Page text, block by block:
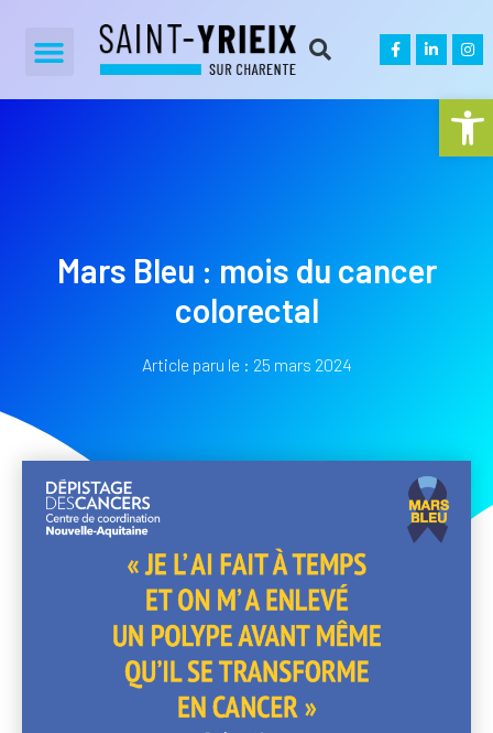
Ouvrir
Mars Bleu : mois du cancer
colorectal
Article paru le : 25 mars 2024